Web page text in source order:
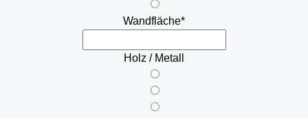
Wandfläche*
Holz / Metall